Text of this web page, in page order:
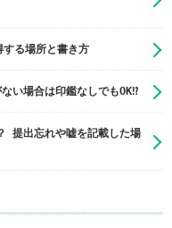
する場所と書き方
い場合は印鑑なしでもOK⁉
提出忘れや嘘を記載した場